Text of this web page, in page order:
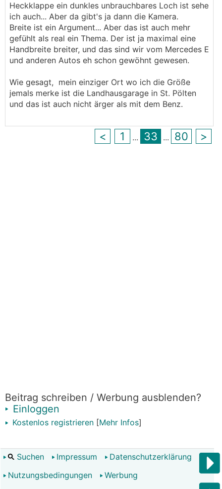
Heckklappe ein dunkles unbrauchbares Loch ist sehe
ich auch... Aber da gibt's ja dann die Kamera.
Breite ist ein Argument... Aber das ist auch mehr
gefühlt als real ein Thema. Der ist ja maximal eine
Handbreite breiter, und das sind wir vom Mercedes E
und anderen Autos eh schon gewöhnt gewesen.
Wie gesagt, mein einziger Ort wo ich die Größe
jemals merke ist die Landhausgarage in St. Pölten
und das ist auch nicht ärger als mit dem Benz.
< 1 ... 33 ... 80 >
Beitrag schreiben / Werbung ausblenden?
Einloggen
Kostenlos registrieren [Mehr Infos]
Suchen Impressum
Datenschutzerklärung
Nutzungsbedingungen
Werbung